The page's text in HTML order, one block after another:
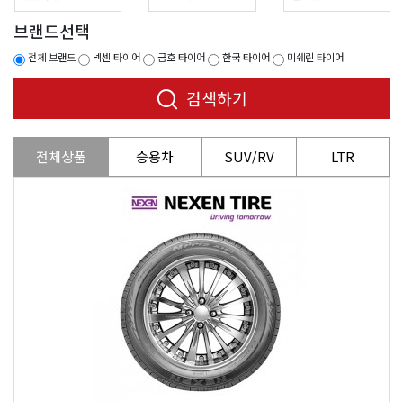
브랜드선택
전체 브랜드 넥센 타이어 금호 타이어 한국 타이어 미쉐린 타이어
검색하기
전체상품 승용차 SUV/RV LTR